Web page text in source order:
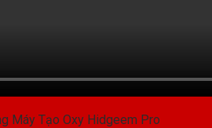
Máy Tạo Oxy Hidgeem Pro